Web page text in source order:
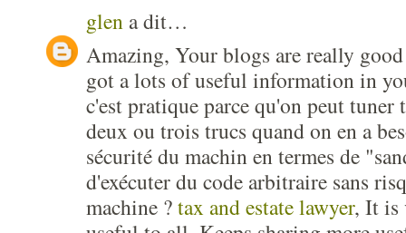
glen a dit…
Amazing, Your blogs are really
got a lots of useful information in
c'est pratique parce qu'on peut tuner
deux ou trois trucs quand on en a
sécurité du machin en termes de
d'exécuter du code arbitraire sans
machine ?tax and estate lawyer, It is